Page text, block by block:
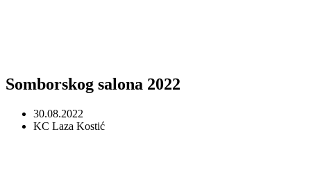
Somborskog salona 2022
30.08.2022
KC Laza Kostić